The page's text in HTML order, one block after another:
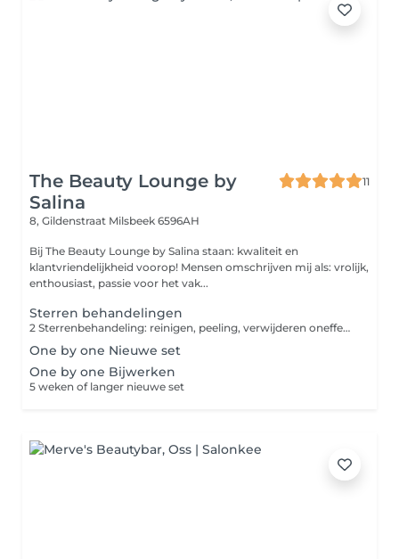
The Beauty Lounge by
Salina
11
8, Gildenstraat Milsbeek 6596AH
Bij The Beauty Lounge by Salina staan: kwaliteit en
klantvriendelijkheid voorop! Mensen omschrijven mij als: vrolijk,
enthousiast, passie voor het vak...
Sterren behandelingen
2 Sterrenbehandeling: reinigen, peeling, verwijderen oneffenheden en verzorgende crème. 3 Sterrenbehandeling: reinigen, peeling, verwijderen oneffenheden, masker en verzorgende crème. 4 Sterrenbehandeling: reinigen, peeling, verwijderen oneffenheden, masker, korte massage en verzorgende crème. 5 Sterrenbehandeling: reinigen, peeling, verwijderen oneffenheden, masker, uitgebreide massage en verzorgende crème + ampul.
One by one Nieuwe set
One by one Bijwerken
5 weken of langer nieuwe set